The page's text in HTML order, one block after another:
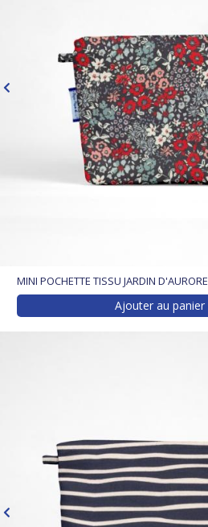
MINI POCHETTE TISSU JARDIN D'AURORE
Ajouter au panier